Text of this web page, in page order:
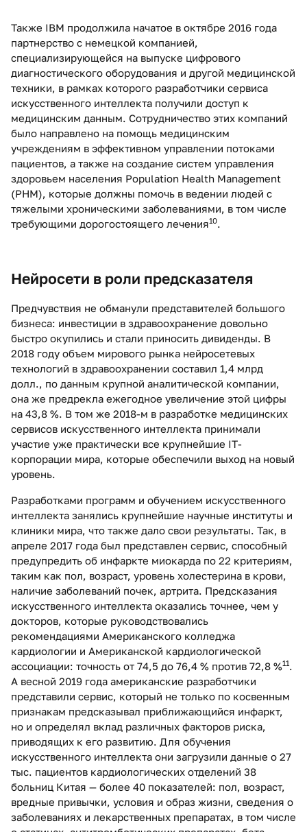
Также IBM продолжила начатое в октябре 2016 года
партнерство с немецкой компанией,
специализирующейся на выпуске цифрового
диагностического оборудования и другой медицинской
техники, в рамках которого разработчики сервиса
искусственного интеллекта получили доступ к
медицинским данным. Сотрудничество этих компаний
было направлено на помощь медицинским
учреждениям в эффективном управлении потоками
пациентов, а также на создание систем управления
здоровьем населения Population Health Management
(PHM), которые должны помочь в ведении людей с
тяжелыми хроническими заболеваниями, в том числе
требующими дорогостоящего лечения10
Нейросети в роли предсказателя
Предчувствия не обманули представителей большого
бизнеса: инвестиции в здравоохранение довольно
быстро окупились и стали приносить дивиденды. В
2018 году объем мирового рынка нейросетевых
технологий в здравоохранении составил 1,4 млрд
долл., по данным крупной аналитической компании,
она же предрекла ежегодное увеличение этой цифры
на 43,8 %. В том же 2018-м в разработке медицинских
сервисов искусственного интеллекта принимали
участие уже практически все крупнейшие IT-
корпорации мира, которые обеспечили выход на новый
уровень.
Разработками программ и обучением искусственного
интеллекта занялись крупнейшие научные институты и
клиники мира, что также дало свои результаты. Так, в
апреле 2017 года был представлен сервис, способный
предупредить об инфаркте миокарда по 22 критериям,
таким как пол, возраст, уровень холестерина в крови,
наличие заболеваний почек, артрита. Предсказания
искусственного интеллекта оказались точнее, чем у
докторов, которые руководствовались
рекомендациями Американского колледжа
кардиологии и Американской кардиологической
ассоциации: точность от 74,5 до 76,4 % против 72,8 %11.
А весной 2019 года американские разработчики
представили сервис, который не только по косвенным
признакам предсказывал приближающийся инфаркт,
но и определял вклад различных факторов риска,
приводящих к его развитию. Для обучения
искусственного интеллекта они загрузили данные о 27
тыс. пациентов кардиологических отделений 38
больниц Китая — более 40 показателей: пол, возраст,
вредные привычки, условия и образ жизни, сведения о
заболеваниях и лекарственных препаратах, в том числе